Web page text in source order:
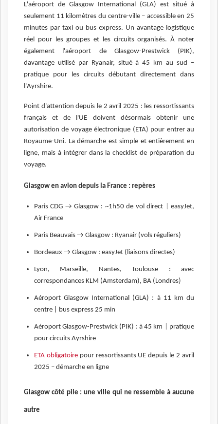
L'aéroport de Glasgow International (GLA) est situé à
seulement 11 kilomètres du centre-ville – accessible en 25
minutes par taxi ou bus express. Un avantage logistique
réel pour les groupes et les circuits organisés. À noter
également l'aéroport de Glasgow-Prestwick (PIK),
davantage utilisé par Ryanair, situé à 45 km au sud –
pratique pour les circuits débutant directement dans
l'Ayrshire.
Point d'attention depuis le 2 avril 2025 : les ressortissants
français et de l'UE doivent désormais obtenir une
autorisation de voyage électronique (ETA) pour entrer au
Royaume-Uni. La démarche est simple et entièrement en
ligne, mais à intégrer dans la checklist de préparation du
voyage.
Glasgow en avion depuis la France : repères
Paris CDG → Glasgow : ~1h50 de vol direct | easyJet,
Air France
Paris Beauvais → Glasgow : Ryanair (vols réguliers)
Bordeaux → Glasgow : easyJet (liaisons directes)
Lyon, Marseille, Nantes, Toulouse : avec
correspondances KLM (Amsterdam), BA (Londres)
Aéroport Glasgow International (GLA) : à 11 km du
centre | bus express 25 min
Aéroport Glasgow-Prestwick (PIK) : à 45 km | pratique
pour circuits Ayrshire
ETA obligatoirepour ressortissants UE depuis le 2 avril
2025 – démarche en ligne
Glasgow côté pile : une ville qui ne ressemble à aucune
autre